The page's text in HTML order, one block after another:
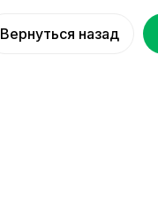
Вернуться назад